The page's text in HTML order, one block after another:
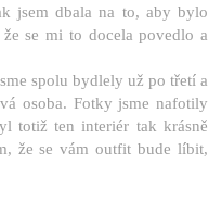
jsem dbala na to, aby bylo
se mi to docela povedlo a
spolu bydlely už po třetí a
osoba. Fotky jsme nafotily
totiž ten interiér tak krásně
že se vám outfit bude líbit,